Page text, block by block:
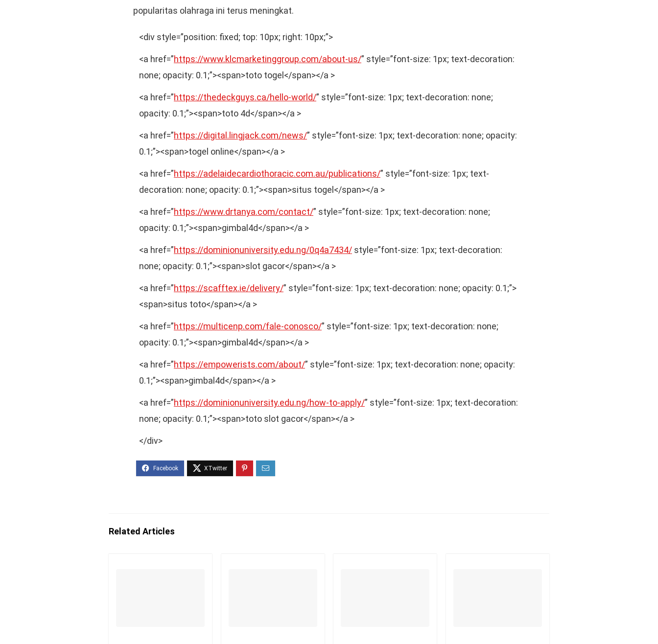
popularitas olahraga ini terus meningkat.
<div style=”position: fixed; top: 10px; right: 10px;”>
<a href=”https://www.klcmarketinggroup.com/about-us/” style=”font-size: 1px; text-decoration:
none; opacity: 0.1;”><span>toto togel</span></a >
<a href=”https://thedeckguys.ca/hello-world/” style=”font-size: 1px; text-decoration: none;
opacity: 0.1;”><span>toto 4d</span></a >
<a href=”https://digital.lingjack.com/news/” style=”font-size: 1px; text-decoration: none; opacity:
0.1;”><span>togel online</span></a >
<a href=”https://adelaidecardiothoracic.com.au/publications/” style=”font-size: 1px; text-
decoration: none; opacity: 0.1;”><span>situs togel</span></a >
<a href=”https://www.drtanya.com/contact/” style=”font-size: 1px; text-decoration: none;
opacity: 0.1;”><span>gimbal4d</span></a >
<a href=”https://dominionuniversity.edu.ng/0q4a7434/ style=”font-size: 1px; text-decoration:
none; opacity: 0.1;”><span>slot gacor</span></a >
<a href=”https://scafftex.ie/delivery/” style=”font-size: 1px; text-decoration: none; opacity: 0.1;”>
<span>situs toto</span></a >
<a href=”https://multicenp.com/fale-conosco/” style=”font-size: 1px; text-decoration: none;
opacity: 0.1;”><span>gimbal4d</span></a >
<a href=”https://empowerists.com/about/” style=”font-size: 1px; text-decoration: none; opacity:
0.1;”><span>gimbal4d</span></a >
<a href=”https://dominionuniversity.edu.ng/how-to-apply/” style=”font-size: 1px; text-decoration:
none; opacity: 0.1;”><span>toto slot gacor</span></a >
</div>
Related Articles